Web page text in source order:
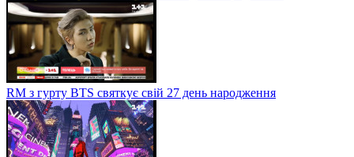
RM з гурту BTS святкує свій 27 день народження